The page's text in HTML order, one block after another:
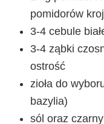
pomidorów
3-4 cebule
3-4 ząbki
ostrość
zioła do
bazylia)
sól oraz